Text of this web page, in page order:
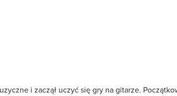
i zaczął uczyć się gry na gitarze.